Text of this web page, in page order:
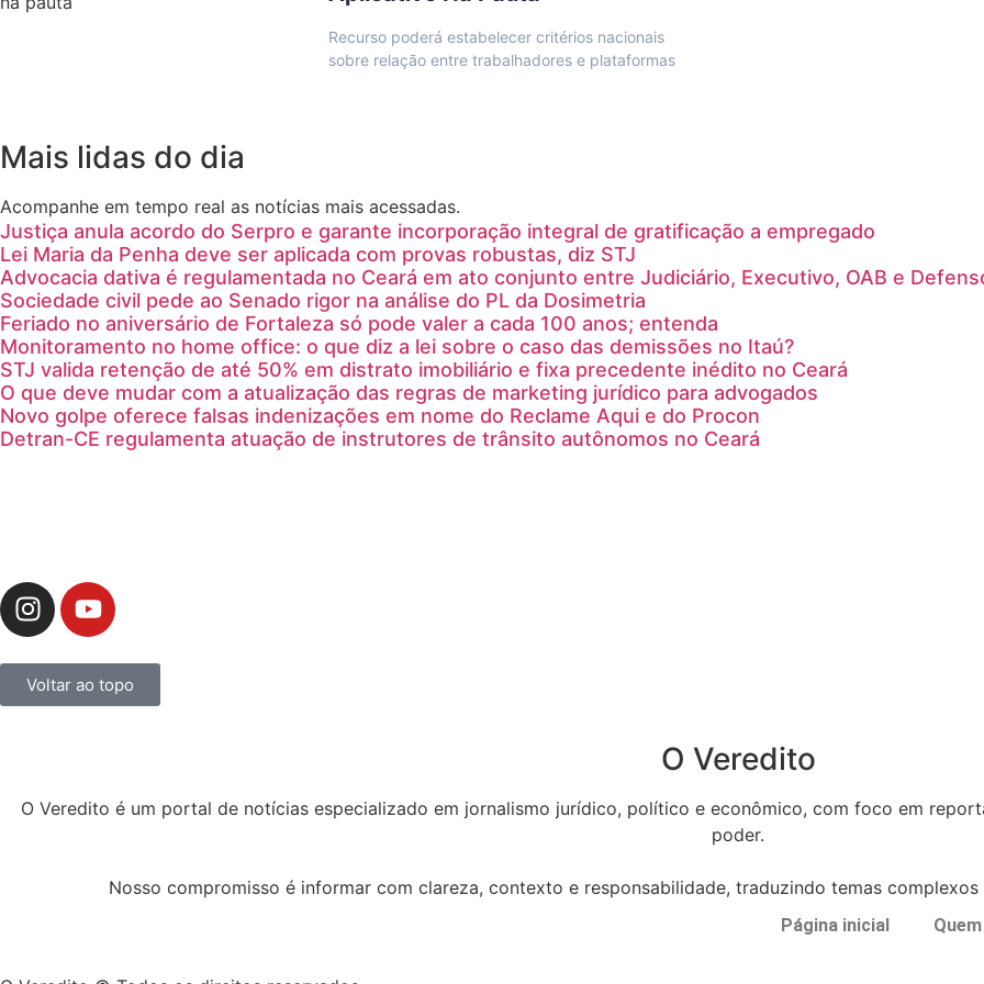
Recurso poderá estabelecer critérios nacionais
sobre relação entre trabalhadores e plataformas
Mais lidas do dia
Acompanhe em tempo real as notícias mais acessadas.
Justiça anula acordo do Serpro e garante incorporação integral de gratificação a empregado
Lei Maria da Penha deve ser aplicada com provas robustas, diz STJ
Advocacia dativa é regulamentada no Ceará em ato conjunto entre Judiciário, Executivo, OAB e
Sociedade civil pede ao Senado rigor na análise do PL da Dosimetria
Feriado no aniversário de Fortaleza só pode valer a cada 100 anos; entenda
Monitoramento no home office: o que diz a lei sobre o caso das demissões no Itaú?
STJ valida retenção de até 50% em distrato imobiliário e fixa precedente inédito no Ceará
O que deve mudar com a atualização das regras de marketing jurídico para advogados
Novo golpe oferece falsas indenizações em nome do Reclame Aqui e do Procon
Detran-CE regulamenta atuação de instrutores de trânsito autônomos no Ceará
Voltar ao topo
O Veredito
O Veredito é um portal de notícias especializado em jornalismo jurídico, político e econômico, com foco em
poder.
Nosso compromisso é informar com clareza, contexto e responsabilidade, traduzindo temas
Página inicial